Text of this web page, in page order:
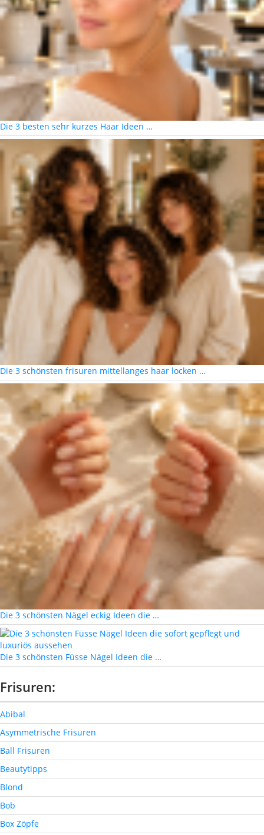
Die 3 besten sehr kurzes Haar Ideen …
Die 3 schönsten frisuren mittellanges haar locken …
Die 3 schönsten Nägel eckig Ideen die …
Die 3 schönsten Füsse Nägel Ideen die …
Frisuren:
Abibal
Asymmetrische Frisuren
Ball Frisuren
Beautytipps
Blond
Bob
Box Zöpfe